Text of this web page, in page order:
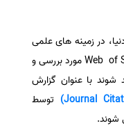
در زمینه های علمی
و اجتماعی توسط پایگاه اطلاعاتی Web of Science مورد بررسی و
شوند با عنوان گزارش
Journal
توسط
شوند.